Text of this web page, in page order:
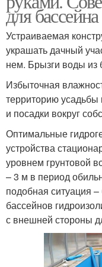
для бассейна
Устраиваемая
украшать дачный
нем. Брызги воды из
Избыточная
территорию усадьбы
и посадки вокруг
Оптимальные
устройства
уровнем грунтовой
– 3 м в период
подобная ситуация
бассейнов
с внешней стороны